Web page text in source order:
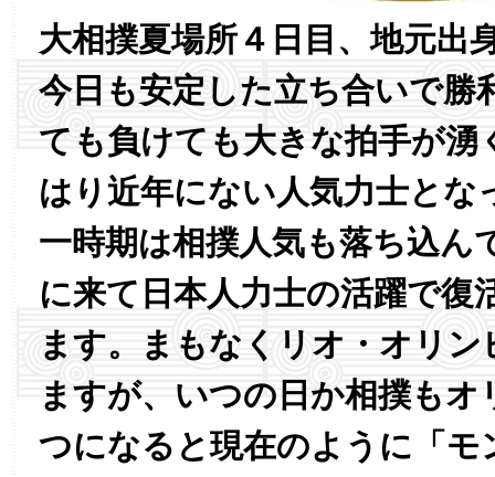
大相撲夏場所４日目、地元出
今日も安定した立ち合いで勝
ても負けても大きな拍手が湧
はり近年にない人気力士とな
一時期は相撲人気も落ち込ん
に来て日本人力士の活躍で復
ます。まもなくリオ・オリ
ますが、いつの日か相撲も
つになると現在のように「モ